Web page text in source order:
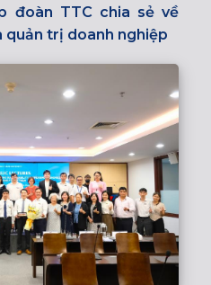
đoàn TTC chia sẻ về
quản trị doanh nghiệp